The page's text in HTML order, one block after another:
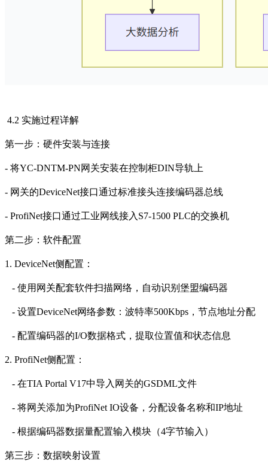
4.2 实施过程详解
第一步：硬件安装与连接
- 将YC-DNTM-PN网关安装在控制柜DIN导轨上
- 网关的DeviceNet接口通过标准接头连接编码器总线
- ProfiNet接口通过工业网线接入 S7-1500 PLC的交换机
第二步：软件配置
1. DeviceNet侧配置：
- 使用网关配套软件扫描网络，自动识别堡盟编码器
- 设置DeviceNet网络参数：波特率500Kbps，节点地址分配
- 配置编码器的I/O数据格式，提取位置值和状态信息
2. ProfiNet侧配置：
- 在TIA Portal V17中导入网关的GSDML文件
- 将网关添加为ProfiNet IO设备，分配设备名称和IP地址
- 根据编码器数据量配置输入模块（4字节输入）
第三步：数据映射设置